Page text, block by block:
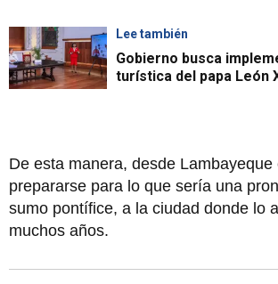
Lee también
Gobierno busca
turística del papa León
De esta manera, desde Lambayeque
prepararse para lo que sería una
sumo pontífice, a la ciudad donde lo
muchos años.